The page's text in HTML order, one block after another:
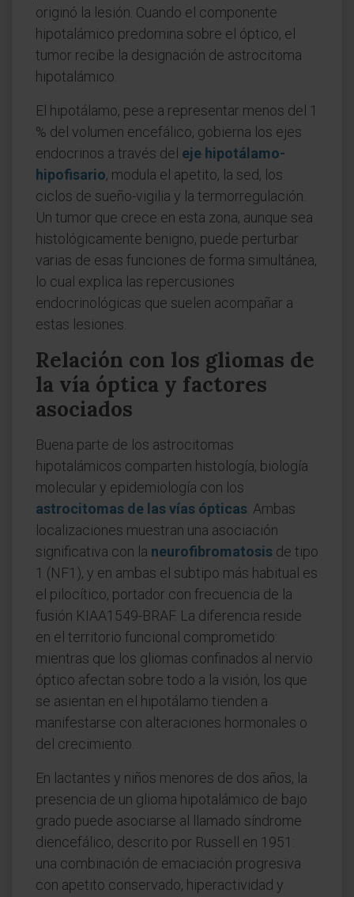
originó la lesión. Cuando el componente
hipotalámico predomina sobre el óptico, el
tumor recibe la designación de astrocitoma
hipotalámico.
El hipotálamo, pese a representar menos del 1
% del volumen encefálico, gobierna los ejes
endocrinos a través del eje hipotálamo-
hipofisario, modula el apetito, la sed, los
ciclos de sueño-vigilia y la termorregulación.
Un tumor que crece en esta zona, aunque sea
histológicamente benigno, puede perturbar
varias de esas funciones de forma simultánea,
lo cual explica las repercusiones
endocrinológicas que suelen acompañar a
estas lesiones.
Relación con los gliomas de
la vía óptica y factores
asociados
Buena parte de los astrocitomas
hipotalámicos comparten histología, biología
molecular y epidemiología con los
astrocitomas de las vías ópticas . Ambas
localizaciones muestran una asociación
significativa con la neurofibromatosis de tipo
1 (NF1), y en ambas el subtipo más habitual es
el pilocítico, portador con frecuencia de la
fusión KIAA1549-BRAF. La diferencia reside
en el territorio funcional comprometido:
mientras que los gliomas confinados al nervio
óptico afectan sobre todo a la visión, los que
se asientan en el hipotálamo tienden a
manifestarse con alteraciones hormonales o
del crecimiento.
En lactantes y niños menores de dos años, la
presencia de un glioma hipotalámico de bajo
grado puede asociarse al llamado síndrome
diencefálico, descrito por Russell en 1951:
una combinación de emaciación progresiva
con apetito conservado, hiperactividad y